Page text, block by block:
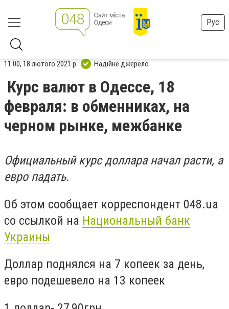
Рус
11:00, 18 лютого 2021 р. Надійне джерело
Курс валют в Одессе, 18
февраля: в обменниках, на
черном рынке, межбанке
Официальный курс доллара начал расти, а
евро падать.
Об этом сообщает корреспондент 048.ua
со ссылкой на Национальный банк
Украины
Доллар поднялся на 7 копеек за день,
евро подешевело на 13 копеек